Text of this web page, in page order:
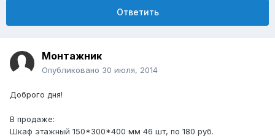
Ответить
Монтажник
Опубликовано 30 июля, 2014
Доброго дня!
В продаже:
Шкаф этажный 150*300*400 мм 46 шт, по 180 руб.